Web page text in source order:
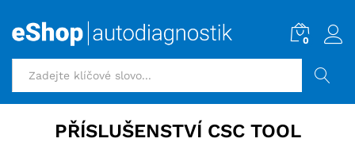
0
PŘÍSLUŠENSTVÍ CSC TOOL